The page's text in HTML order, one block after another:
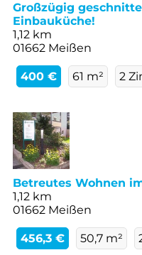
Großzügig
Einbauküche!
1,12 km
01662 Meißen
400 € 61 m² 2
Betreutes Wohnen
1,12 km
01662 Meißen
456,3 € 50,7 m²